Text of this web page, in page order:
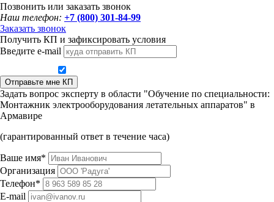
Позвонить или заказать звонок
Наш телефон: +7 (800) 301-84-99
Заказать звонок
Получить КП и зафиксировать условия
Введите e-mail
Отправьте мне КП
Задать вопрос эксперту в области "Обучение по специальности:
Монтажник электрооборудования летательных аппаратов" в
Армавире
(гарантированный ответ в течение часа)
Ваше имя*
Организация
Телефон*
E-mail